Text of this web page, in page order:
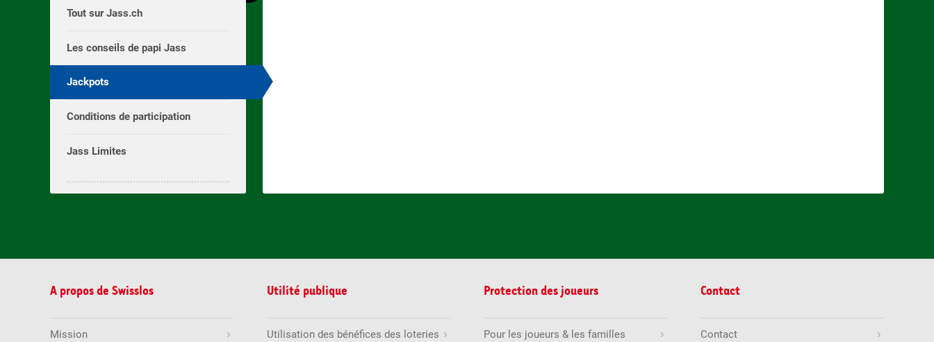
Tout sur Jass.ch
Les conseils de papi Jass
Jackpots
Conditions de participation
Jass Limites
A propos de Swisslos
Mission
Utilité publique
Utilisation des bénéfices des loteries
Protection des joueurs
Pour les joueurs & les familles
Contact
Contact